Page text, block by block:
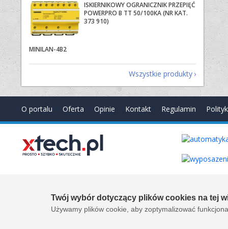
Twój wybór dotyczący plików cookies na tej
Używamy plików cookie, aby zoptymalizować
MINILAN-4B2
ISKIERNIKOWY OGRANICZNIK PRZEPIĘĆ
POWERPRO B TT 50/100KA (NR KAT.
373 910)
Wszystkie produkty
O portalu Oferta Opinie Kontakt Regulamin
Created by:it.xtech.pl - Software House dla MŚP